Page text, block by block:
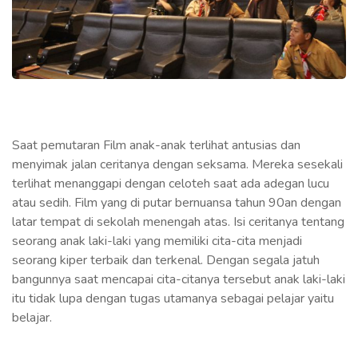
Saat pemutaran Film anak-anak terlihat antusias dan
menyimak jalan ceritanya dengan seksama. Mereka sesekali
terlihat menanggapi dengan celoteh saat ada adegan lucu
atau sedih. Film yang di putar bernuansa tahun 90an dengan
latar tempat di sekolah menengah atas. Isi ceritanya tentang
seorang anak laki-laki yang memiliki cita-cita menjadi
seorang kiper terbaik dan terkenal. Dengan segala jatuh
bangunnya saat mencapai cita-citanya tersebut anak laki-laki
itu tidak lupa dengan tugas utamanya sebagai pelajar yaitu
belajar.